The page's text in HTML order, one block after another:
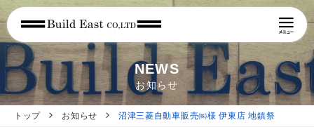
NEWS
お知らせ
トップ お知らせ 沼津三菱自動車販売㈱様 伊東店 地鎮祭